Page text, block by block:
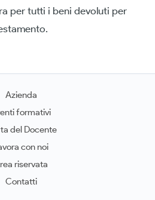
per tutti i beni devoluti per
Azienda
formativi
del Docente
con noi
riservata
Contatti